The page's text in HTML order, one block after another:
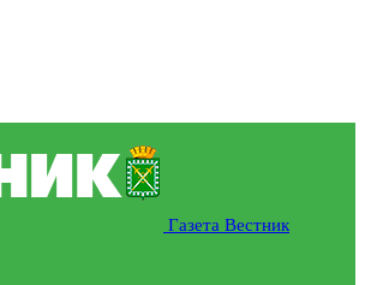
Газета Вестник